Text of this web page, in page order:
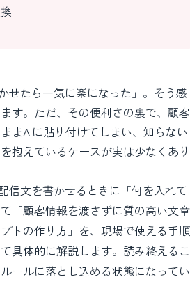
せたら一気に楽になった」。そう感
す。ただ、その便利さの裏で、顧客
まAIに貼り付けてしまい、知らない
抱えているケースが実は少なくあり
信文を書かせるときに「何を入れて
「顧客情報を渡さずに質の高い文章
トの作り方」を、現場で使える手順
具体的に解説します。読み終えるこ
ールに落とし込める状態になってい